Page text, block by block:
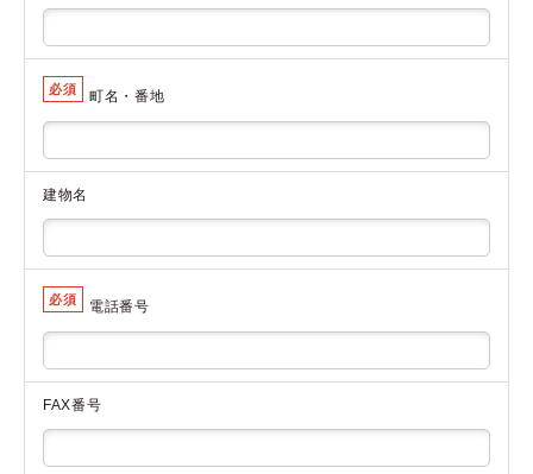
必須 町名・番地
建物名
必須 電話番号
FAX番号